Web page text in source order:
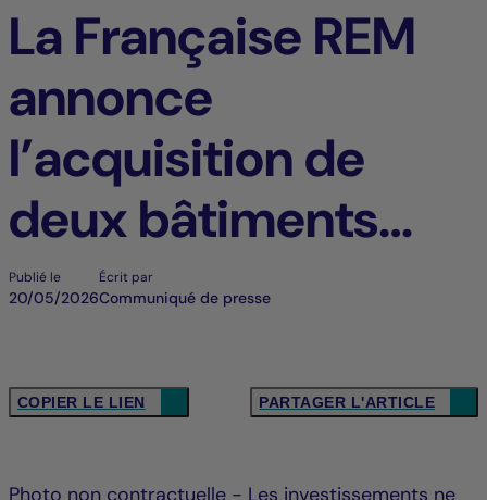
La Française REM
annonce
l’acquisition de
deux bâtiments
d’activités à Tigery
Publié le
20/05/2026
Écrit par
Communiqué de presse
COPIER LE LIEN PARTAGER L'ARTICLE
Photo non contractuelle - Les investissements ne